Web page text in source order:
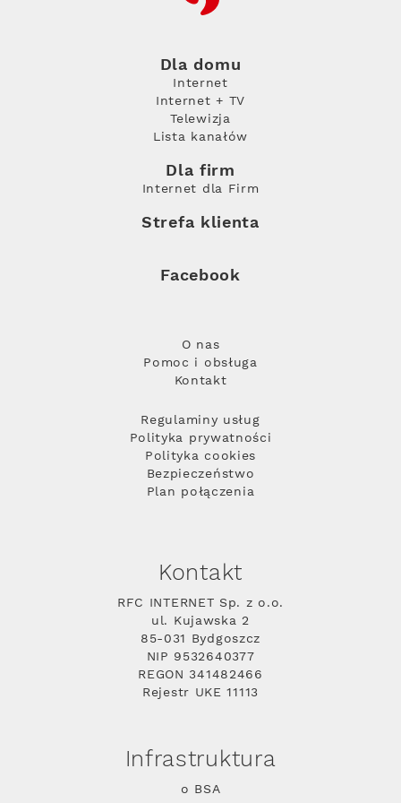
Dla domu
Internet
Internet + TV
Telewizja
Lista kanałów
Dla firm
Internet dla Firm
Strefa klienta
Facebook
O nas
Pomoc i obsługa
Kontakt
Regulaminy usług
Polityka prywatności
Polityka cookies
Bezpieczeństwo
Plan połączenia
Kontakt
RFC INTERNET Sp. z o.o.
ul. Kujawska 2
85-031 Bydgoszcz
NIP 9532640377
REGON 341482466
Rejestr UKE 11113
Infrastruktura
o BSA